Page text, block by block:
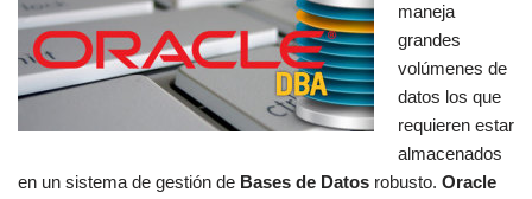
maneja
grandes
volúmenes de
datos los que
requieren estar
almacenados
en un sistema de gestión de Bases de Datos robusto. Oracle